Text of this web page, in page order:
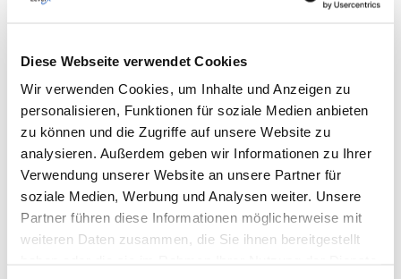
Diese Webseite verwendet Cookies
Wir verwenden Cookies, um Inhalte und Anzeigen zu
personalisieren, Funktionen für soziale Medien anbieten
zu können und die Zugriffe auf unsere Website zu
analysieren. Außerdem geben wir Informationen zu Ihrer
Verwendung unserer Website an unsere Partner für
soziale Medien, Werbung und Analysen weiter. Unsere
Partner führen diese Informationen möglicherweise mit
weiteren Daten zusammen, die Sie ihnen bereitgestellt
LeverX ist ein internationales Unternehmen
sich auf die Implementierung und Anpassung
Wir bieten umfassende
Technologieberatung, Entwicklung und
kosteneffiziente Implementierungsdienste
für eine erfolgreiche und nachhaltige
Unternehmenstransformation.
Wir bieten individuelle
Softwareentwicklungsdienste für